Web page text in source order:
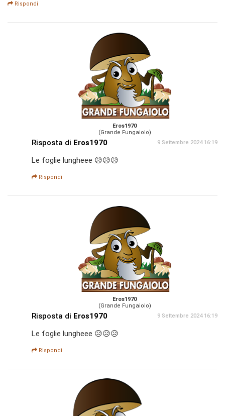
Rispondi
Eros1970
(Grande Fungaiolo)
Risposta di Eros1970 9 Settembre 2024 16:19
Le foglie lungheee 😥😥😥
Rispondi
Eros1970
(Grande Fungaiolo)
Risposta di Eros1970 9 Settembre 2024 16:19
Le foglie lungheee 😥😥😥
Rispondi